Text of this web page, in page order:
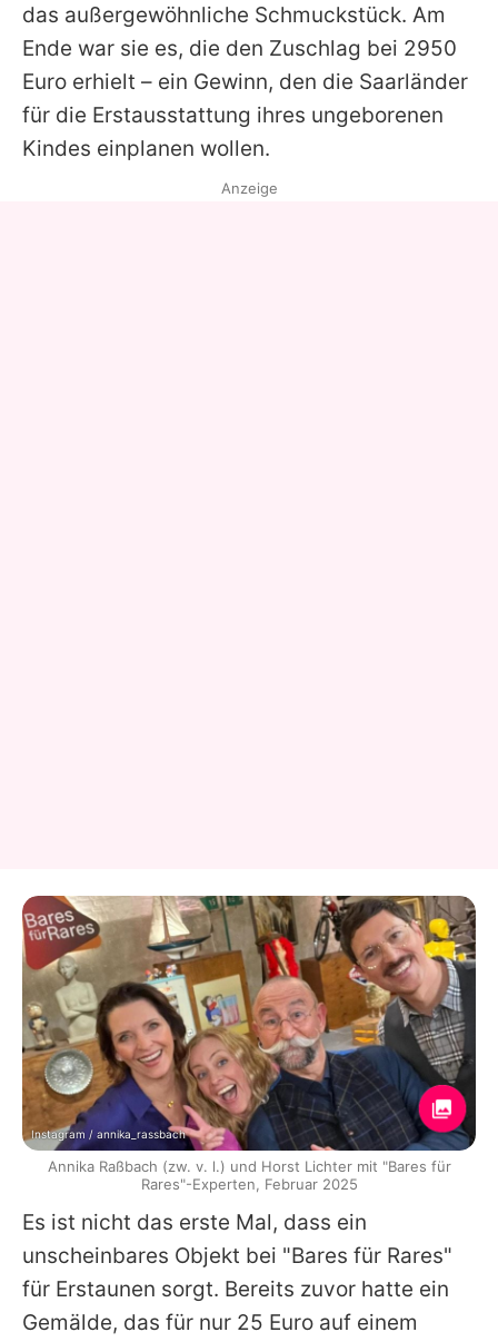
das außergewöhnliche Schmuckstück. Am
Ende war sie es, die den Zuschlag bei 2950
Euro erhielt – ein Gewinn, den die Saarländer
für die Erstausstattung ihres ungeborenen
Kindes einplanen wollen.
Es ist nicht das erste Mal, dass ein
unscheinbares Objekt bei "Bares für Rares"
für Erstaunen sorgt. Bereits zuvor hatte ein
Gemälde, das für nur 25 Euro auf einem
Anzeige
Instagram / annika_rassbach
Annika Raßbach (zw. v. l.) und Horst Lichter mit "Bares für
Rares"-Experten, Februar 2025